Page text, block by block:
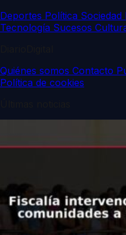
Deportes Política Sociedad
Tecnología Sucesos
Quiénes somos Contacto
Política de cookies